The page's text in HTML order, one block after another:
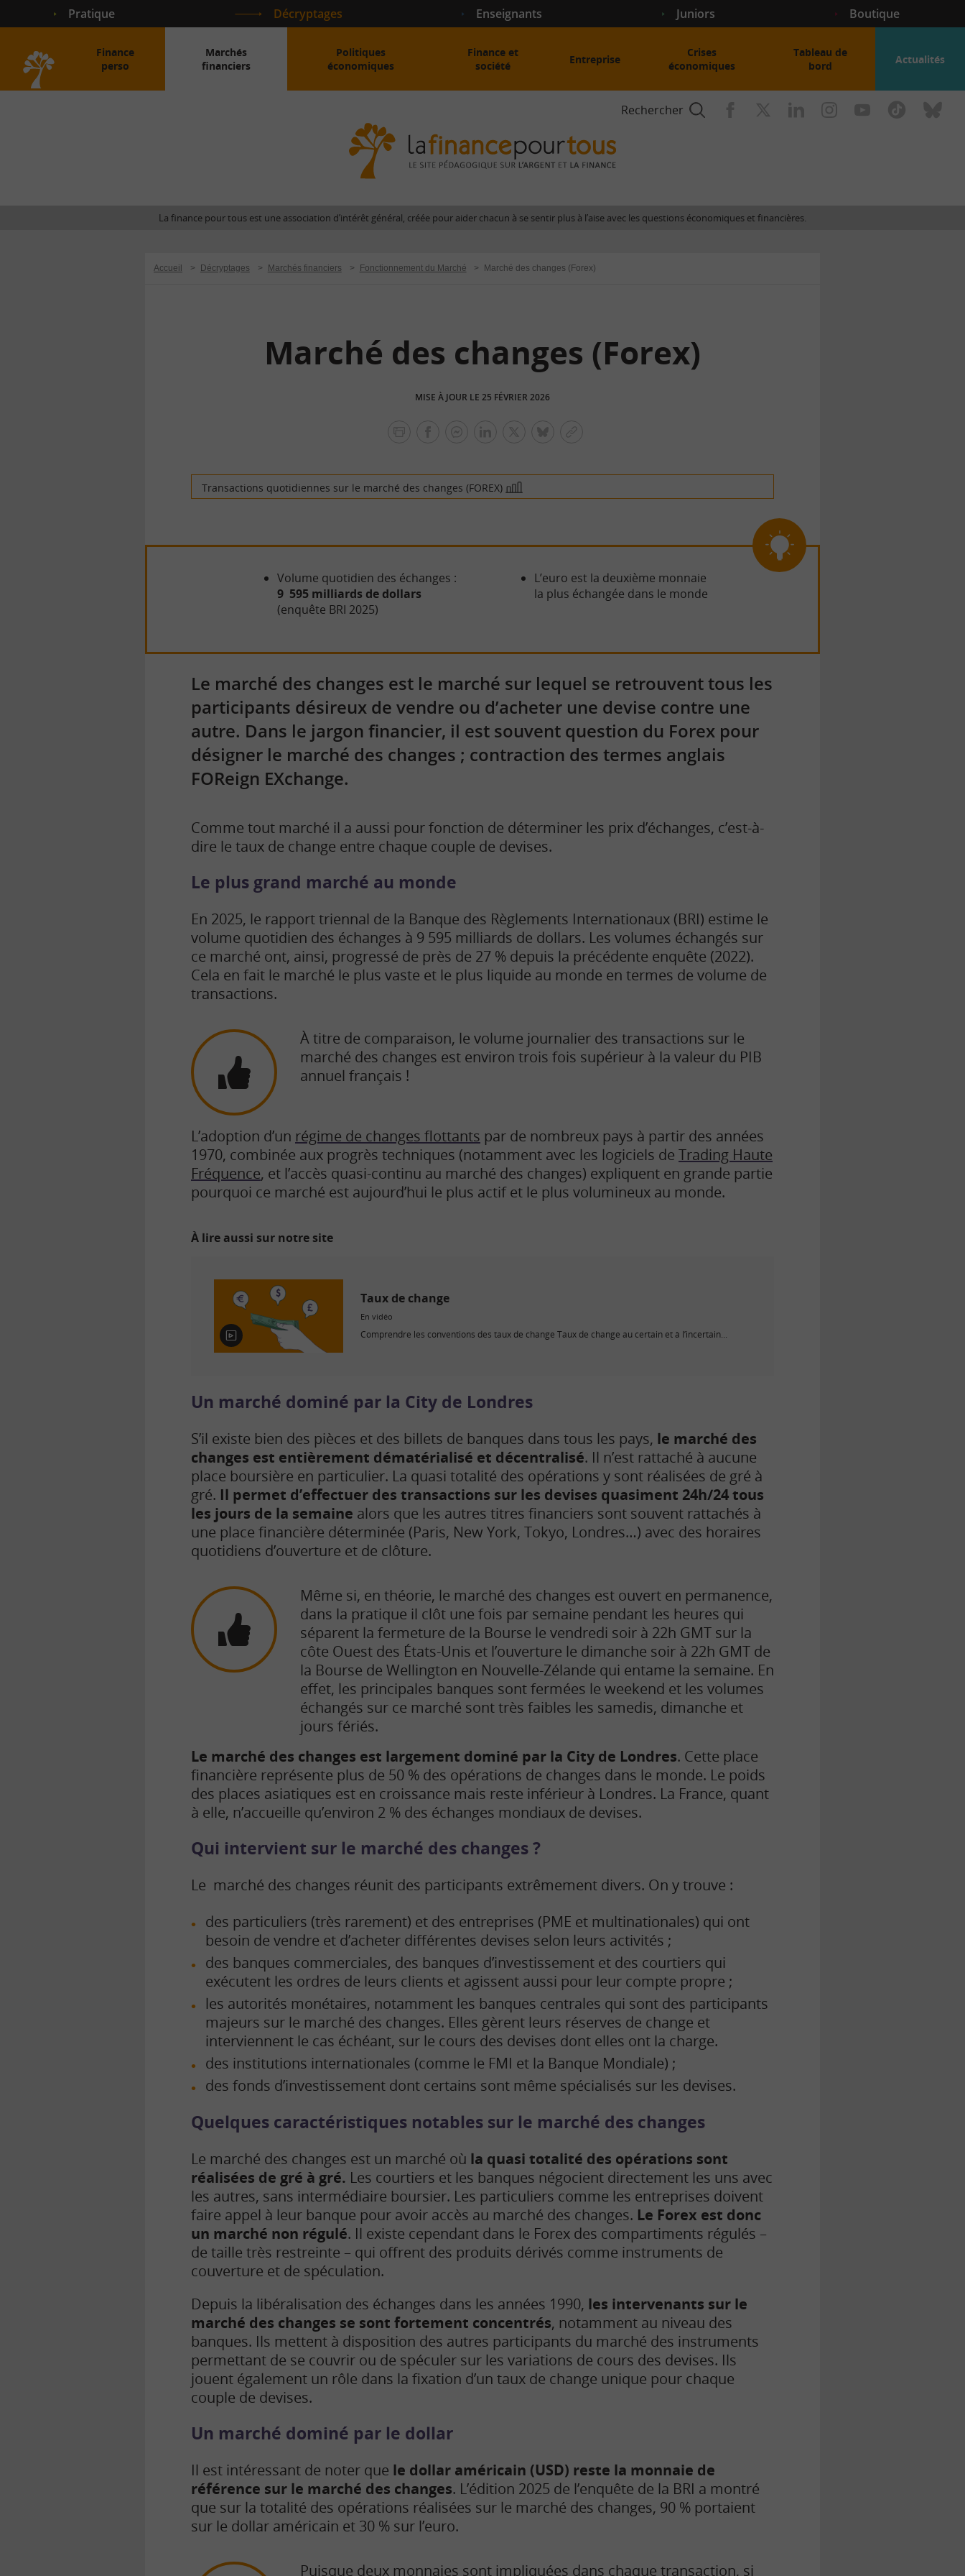
Pratique Décryptages Enseignants Juniors Boutique
Finance
perso
Marchés
financiers
Politiques
économiques
Finance et
société
Entreprise
Crises
économiques
Tableau de
bord
Actualités
Rechercher
finance
site
La finance pour tous est une association d’intérêt général, créée pour aider chacun à se sentir plus à l’aise avec les questions économiques et financières.
Accueil > Décryptages > Marchés financiers > Fonctionnement du Marché > Marché des changes (Forex)
Marché des changes (Forex)
MISE À JOUR LE 25 FÉVRIER 2026
lien
Transactions quotidiennes sur le marché des changes (FOREX)En
Volume quotidien des échanges :
9 595 milliards de dollars
(enquête BRI 2025)
L’euro est la deuxième monnaie
la plus échangée dans le monde
Le marché des changes est le marché sur lequel se retrouvent tous les
participants désireux de vendre ou d’acheter une devise contre une
autre. Dans le jargon financier, il est souvent question du Forex pour
désigner le marché des changes ; contraction des termes anglais
FOReign EXchange.
Comme tout marché il a aussi pour fonction de déterminer les prix d’échanges, c’est-à-
dire le taux de change entre chaque couple de devises.
Le plus grand marché au monde
En 2025, le rapport triennal de la Banque des Règlements Internationaux (BRI) estime le
volume quotidien des échanges à 9 595 milliards de dollars. Les volumes échangés sur
ce marché ont, ainsi, progressé de près de 27 % depuis la précédente enquête (2022).
Cela en fait le marché le plus vaste et le plus liquide au monde en termes de volume de
transactions.
À titre de comparaison, le volume journalier des transactions sur le
marché des changes est environ trois fois supérieur à la valeur du PIB
annuel français !
L’adoption d’un régime de changes flottants par de nombreux pays à partir des années
1970, combinée aux progrès techniques (notamment avec les logiciels de Trading Haute
Fréquence, et l’accès quasi-continu au marché des changes) expliquent en grande partie
pourquoi ce marché est aujourd’hui le plus actif et le plus volumineux au monde.
À lire aussi sur notre site
E
n
é
Taux de change
En vidéo
Comprendre les conventions des taux de change Taux de change au certain et à l’incertain...
Un marché dominé par la City de Londres
S’il existe bien des pièces et des billets de banques dans tous les pays, le marché des
changes est entièrement dématérialisé et décentralisé. Il n’est rattaché à aucune
place boursière en particulier. La quasi totalité des opérations y sont réalisées de gré à
gré. Il permet d’effectuer des transactions sur les devises quasiment 24h/24 tous
les jours de la semaine alors que les autres titres financiers sont souvent rattachés à
une place financière déterminée (Paris, New York, Tokyo, Londres…) avec des horaires
quotidiens d’ouverture et de clôture.
Même si, en théorie, le marché des changes est ouvert en permanence,
dans la pratique il clôt une fois par semaine pendant les heures qui
séparent la fermeture de la Bourse le vendredi soir à 22h GMT sur la
côte Ouest des États-Unis et l’ouverture le dimanche soir à 22h GMT de
la Bourse de Wellington en Nouvelle-Zélande qui entame la semaine. En
effet, les principales banques sont fermées le weekend et les volumes
échangés sur ce marché sont très faibles les samedis, dimanche et
jours fériés.
Le marché des changes est largement dominé par la City de Londres. Cette place
financière représente plus de 50 % des opérations de changes dans le monde. Le poids
des places asiatiques est en croissance mais reste inférieur à Londres. La France, quant
à elle, n’accueille qu’environ 2 % des échanges mondiaux de devises.
Qui intervient sur le marché des changes ?
Le marché des changes réunit des participants extrêmement divers. On y trouve :
des particuliers (très rarement) et des entreprises (PME et multinationales) qui ont
besoin de vendre et d’acheter différentes devises selon leurs activités ;
des banques commerciales, des banques d’investissement et des courtiers qui
exécutent les ordres de leurs clients et agissent aussi pour leur compte propre ;
les autorités monétaires, notamment les banques centrales qui sont des participants
majeurs sur le marché des changes. Elles gèrent leurs réserves de change et
interviennent le cas échéant, sur le cours des devises dont elles ont la charge.
des institutions internationales (comme le FMI et la Banque Mondiale) ;
des fonds d’investissement dont certains sont même spécialisés sur les devises.
Quelques caractéristiques notables sur le marché des changes
Le marché des changes est un marché où la quasi totalité des opérations sont
réalisées de gré à gré. Les courtiers et les banques négocient directement les uns avec
les autres, sans intermédiaire boursier. Les particuliers comme les entreprises doivent
faire appel à leur banque pour avoir accès au marché des changes. Le Forex est donc
un marché non régulé. Il existe cependant dans le Forex des compartiments régulés –
de taille très restreinte – qui offrent des produits dérivés comme instruments de
couverture et de spéculation.
Depuis la libéralisation des échanges dans les années 1990, les intervenants sur le
marché des changes se sont fortement concentrés, notamment au niveau des
banques. Ils mettent à disposition des autres participants du marché des instruments
permettant de se couvrir ou de spéculer sur les variations de cours des devises. Ils
jouent également un rôle dans la fixation d’un taux de change unique pour chaque
couple de devises.
Un marché dominé par le dollar
Il est intéressant de noter que le dollar américain (USD) reste la monnaie de
référence sur le marché des changes. L’édition 2025 de l’enquête de la BRI a montré
que sur la totalité des opérations réalisées sur le marché des changes, 90 % portaient
sur le dollar américain et 30 % sur l’euro.
Puisque deux monnaies sont impliquées dans chaque transaction, si